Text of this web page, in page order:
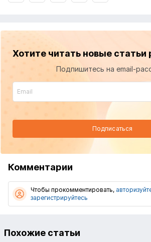
Хотите читать новые статьи
Подпишитесь на email-
Подписаться
Комментарии
Чтобы прокомментировать,
зарегистрируйтесь
Похожие статьи